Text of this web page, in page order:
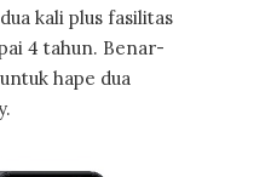
kali plus fasilitas
4 tahun. Benar-
hape dua